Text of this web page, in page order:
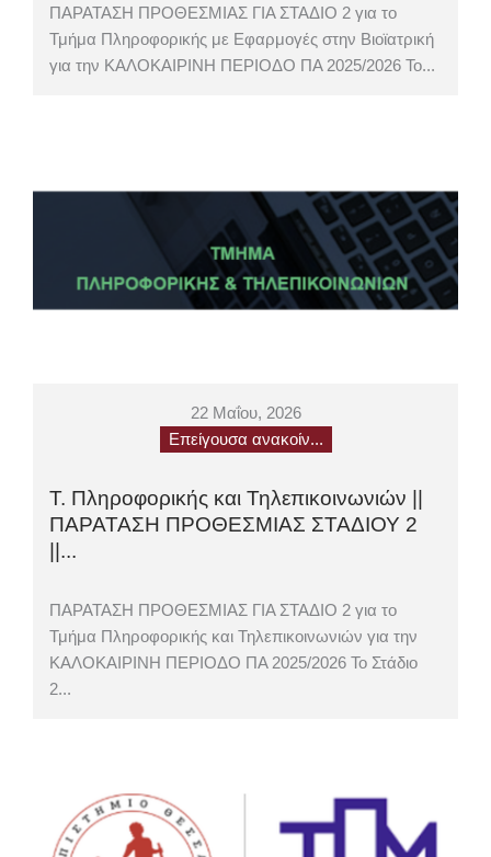
ΠΑΡΑΤΑΣΗ ΠΡΟΘΕΣΜΙΑΣ ΓΙΑ ΣΤΑΔΙΟ 2 για το
Τμήμα Πληροφορικής με Εφαρμογές στην Βιοϊατρική
για την ΚΑΛΟΚΑΙΡΙΝΗ ΠΕΡΙΟΔΟ ΠΑ 2025/2026 Το...
22 Μαΐου, 2026
Επείγουσα ανακοίν...
Τ. Πληροφορικής και Τηλεπικοινωνιών ||
ΠΑΡΑΤΑΣΗ ΠΡΟΘΕΣΜΙΑΣ ΣΤΑΔΙΟΥ 2
||...
ΠΑΡΑΤΑΣΗ ΠΡΟΘΕΣΜΙΑΣ ΓΙΑ ΣΤΑΔΙΟ 2 για το
Τμήμα Πληροφορικής και Τηλεπικοινωνιών για την
ΚΑΛΟΚΑΙΡΙΝΗ ΠΕΡΙΟΔΟ ΠΑ 2025/2026 Το Στάδιο
2...